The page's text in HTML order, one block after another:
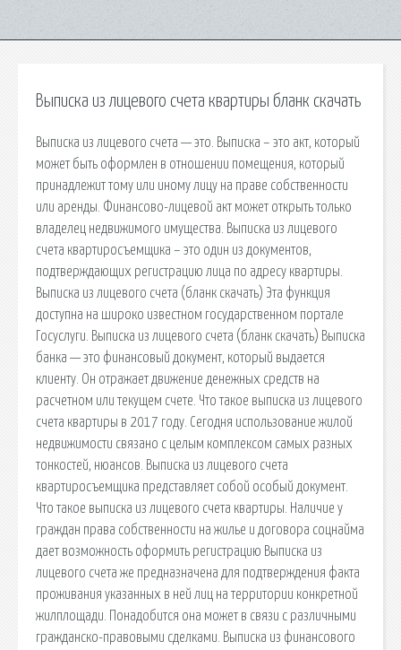
Выписка из лицевого счета квартиры бланк скачать
Выписка из лицевого счета — это. Выписка – это акт, который
может быть оформлен в отношении помещения, который
принадлежит тому или иному лицу на праве собственности
или аренды. Финансово-лицевой акт может открыть только
владелец недвижимого имущества. Выписка из лицевого
счета квартиросъемщика – это один из документов,
подтверждающих регистрацию лица по адресу квартиры.
Выписка из лицевого счета (бланк скачать) Эта функция
доступна на широко известном государственном портале
Госуслуги. Выписка из лицевого счета (бланк скачать) Выписка
банка — это финансовый документ, который выдается
клиенту. Он отражает движение денежных средств на
расчетном или текущем счете. Что такое выписка из лицевого
счета квартиры в 2017 году. Сегодня использование жилой
недвижимости связано с целым комплексом самых разных
тонкостей, нюансов. Выписка из лицевого счета
квартиросъемщика представляет собой особый документ.
Что такое выписка из лицевого счета квартиры. Наличие у
граждан права собственности на жилье и договора соцнайма
дает возможность оформить регистрацию Выписка из
лицевого счета же предназначена для подтверждения факта
проживания указанных в ней лиц на территории конкретной
жилплощади. Понадобится она может в связи с различными
гражданско-правовыми сделками. Выписка из финансового